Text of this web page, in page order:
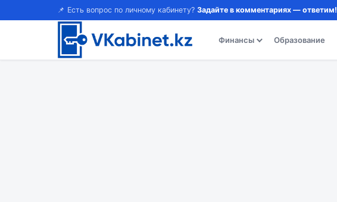
📌 Есть вопрос по личному кабинету? Задайте в комментариях — ответим!
Финансы Образование